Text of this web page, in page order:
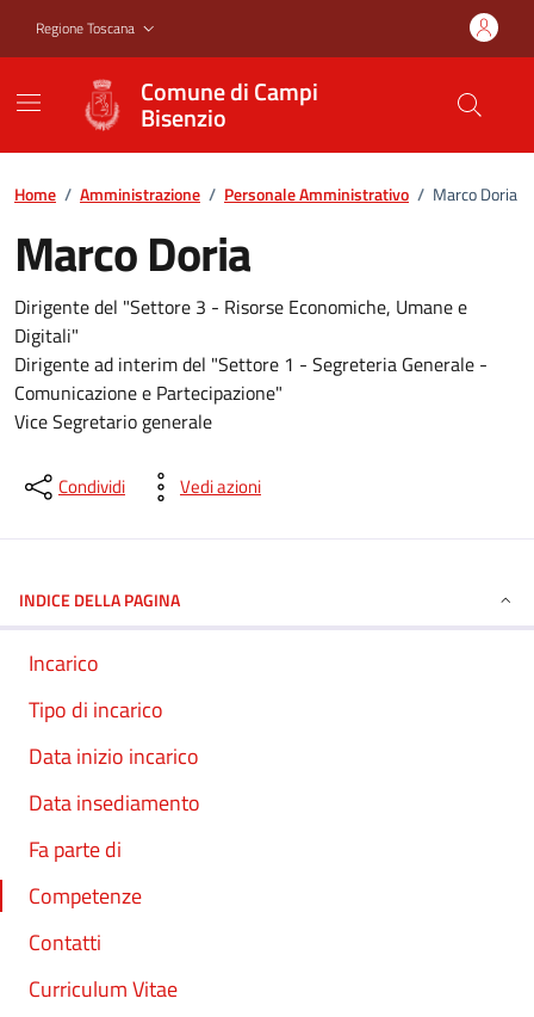
Regione Toscana
Comune di Campi
Bisenzio
Home / Amministrazione / Personale Amministrativo / Marco Doria
Marco Doria
Dirigente del "Settore 3 - Risorse Economiche, Umane e
Digitali"
Dirigente ad interim del "Settore 1 - Segreteria Generale -
Comunicazione e Partecipazione"
Vice Segretario generale
Condividi Vedi azioni
INDICE DELLA PAGINA
Incarico
Tipo di incarico
Data inizio incarico
Data insediamento
Fa parte di
Competenze
Contatti
Curriculum Vitae